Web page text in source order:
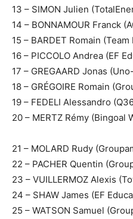
13 – SIMON Julien
14 – BONNAMOUR Franck
15 – BARDET Romain (Team
16 – PICCOLO Andrea (EF
17 – GREGAARD Jonas
18 – GRÉGOIRE Romain
19 – FEDELI Alessandro
20 – MERTZ Rémy (Bingoal
21 – MOLARD Rudy
22 – PACHER Quentin
23 – VUILLERMOZ Alexis
24 – SHAW James (EF
25 – WATSON Samuel